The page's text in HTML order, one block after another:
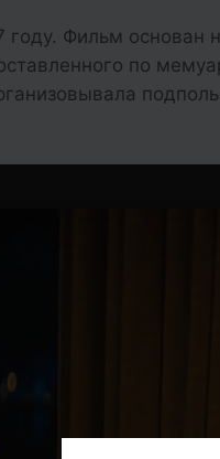
Фильм основан
по